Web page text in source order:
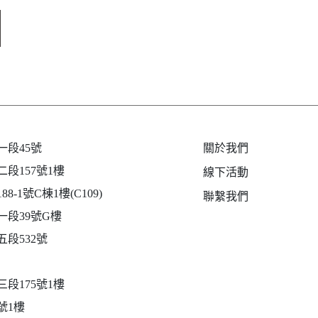
段45號
段157號1樓
1號C棟1樓(C109)
段39號G樓
段532號
段175號1樓
1樓
關於我們
線下活動
聯繫我們